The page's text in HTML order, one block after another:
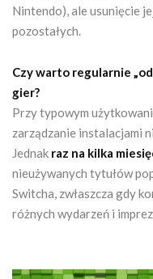
Nintendo), ale usunięcie
pozostałych.
Czy warto regularnie
gier?
Przy typowym
zarządzanie instalacjami
Jednak raz na kilka
nieużywanych tytułów
Switcha, zwłaszcza gdy
różnych wydarzeń i imprez.